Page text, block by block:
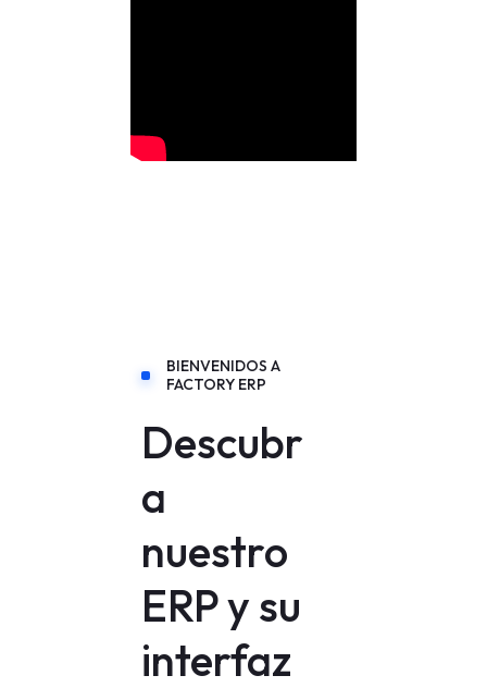
BIENVENIDOS A
FACTORY ERP
Descubr
a
nuestro
ERP y su
interfaz